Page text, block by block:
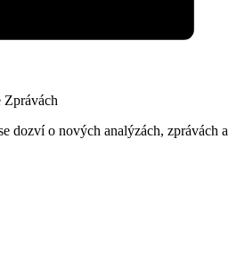
Zprávách
dozví o nových analýzách, zprávách a